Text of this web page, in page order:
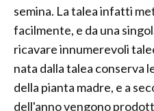
semina. La talea infatti
facilmente, e da una
ricavare innumerevoli
nata dalla talea conserva
della pianta madre, e a
dell'anno vengono